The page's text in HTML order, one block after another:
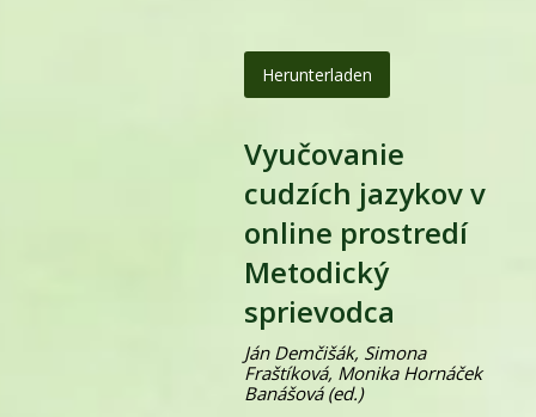
Herunterladen
Vyučovanie
cudzích jazykov v
online prostredí
Metodický
sprievodca
Ján Demčišák, Simona
Fraštíková, Monika Hornáček
Banášová (ed.)